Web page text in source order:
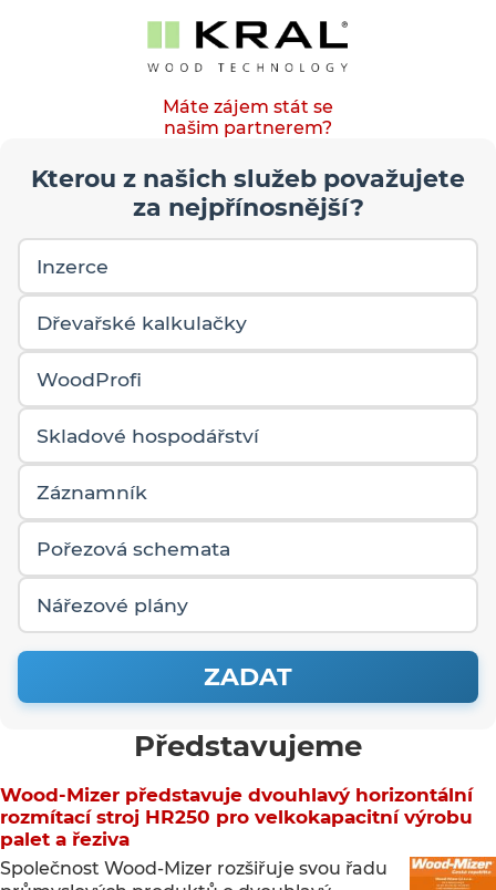
Představujeme
Wood-Mizer představuje dvouhlavý horizontální
rozmítací stroj HR250 pro velkokapacitní výrobu
palet a řeziva
Společnost Wood-Mizer rozšiřuje svou řadu
Máte zájem stát se
našim partnerem?
Kterou z našich služeb považujete
za nejpřínosnější?
Inzerce
Dřevařské kalkulačky
WoodProfi
Skladové hospodářství
Záznamník
Pořezová schemata
Nářezové plány
ZADAT